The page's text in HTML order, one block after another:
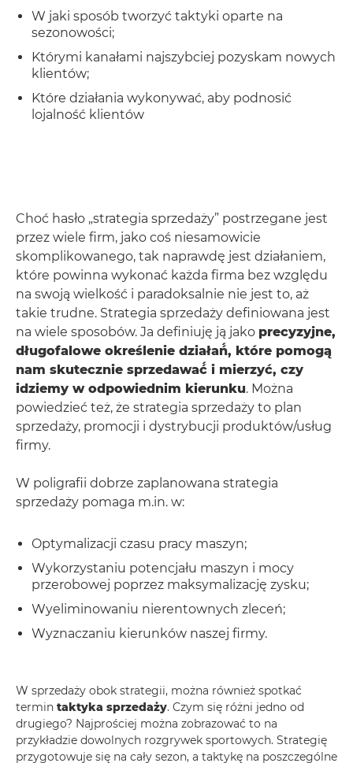
W jaki sposób tworzyć taktyki oparte na
sezonowości;
Którymi kanałami najszybciej pozyskam nowych
klientów;
Które działania wykonywać, aby podnosić
lojalność klientów
Choć hasło „strategia sprzedaży” postrzegane jest
przez wiele firm, jako coś niesamowicie
skomplikowanego, tak naprawdę jest działaniem,
które powinna wykonać każda firma bez względu
na swoją wielkość i paradoksalnie nie jest to, aż
takie trudne. Strategia sprzedaży definiowana jest
na wiele sposobów. Ja definiuję ją jako precyzyjne,
długofalowe określenie działań́, które pomogą̨
nam skutecznie sprzedawać́ i mierzyć, czy
idziemy w odpowiednim kierunku. Można
powiedzieć też, że strategia sprzedaży to plan
sprzedaży, promocji i dystrybucji produktów/usług
firmy.
W poligrafii dobrze zaplanowana strategia
sprzedaży pomaga m.in. w:
Optymalizacji czasu pracy maszyn;
Wykorzystaniu potencjału maszyn i mocy
przerobowej poprzez maksymalizację zysku;
Wyeliminowaniu nierentownych zleceń;
Wyznaczaniu kierunków naszej firmy.
W sprzedaży obok strategii, można również spotkać
termin taktyka sprzedaży. Czym się różni jedno od
drugiego? Najprościej można zobrazować to na
przykładzie dowolnych rozgrywek sportowych. Strategię
przygotowuje się na cały sezon, a taktykę na poszczególne